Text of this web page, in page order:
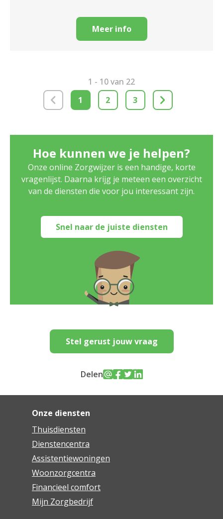
Meer info
1 - 10 van 22
1
2 3
Hoe kunnen we je helpen?
Onze online Zorgwijzer is een handige, korte
vragenlijst. Daarna krijg je meteen een overzicht
van de diensten die voor jou interessant zijn.
Snel naar de juiste diensten
Stel gerust jouw vraag
Delen
Onze diensten
Thuisdiensten
Dienstencentra
Assistentiewoningen
Woonzorgcentra
Financieel comfort
Mijn Zorgbedrijf